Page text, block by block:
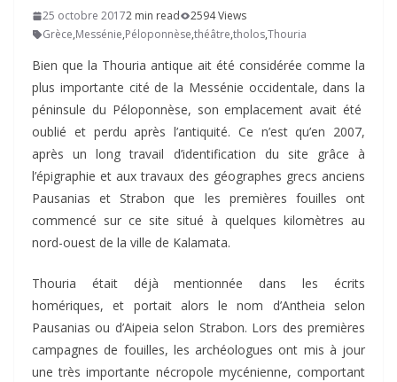
25 octobre 20172 min read
2594 Views
Grèce,Messénie,Péloponnèse,théâtre,tholos,Thouria
Bien que la Thouria antique ait été considérée comme la
plus importante cité de la Messénie occidentale, dans la
péninsule du Péloponnèse, son emplacement avait été
oublié et perdu après l’antiquité. Ce n’est qu’en 2007,
après un long travail d’identification du site grâce à
l’épigraphie et aux travaux des géographes grecs anciens
Pausanias et Strabon que les premières fouilles ont
commencé sur ce site situé à quelques kilomètres au
nord-ouest de la ville de Kalamata.
Thouria était déjà mentionnée dans les écrits
homériques, et portait alors le nom d’Antheia selon
Pausanias ou d’Aipeia selon Strabon. Lors des premières
campagnes de fouilles, les archéologues ont mis à jour
une très importante nécropole mycénienne, comportant